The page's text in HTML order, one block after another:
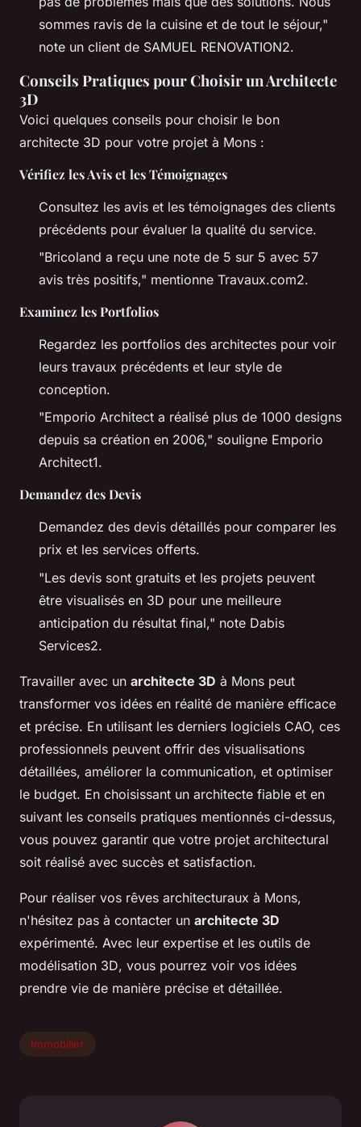
sommes ravis de la cuisine et de tout le séjour,"
note un client de SAMUEL RENOVATION2.
Conseils Pratiques pour Choisir un Architecte
3D
Voici quelques conseils pour choisir le bon
architecte 3D pour votre projet à Mons :
Vérifiez les Avis et les Témoignages
Consultez les avis et les témoignages des clients
précédents pour évaluer la qualité du service.
"Bricoland a reçu une note de 5 sur 5 avec 57
avis très positifs," mentionne Travaux.com2.
Examinez les Portfolios
Regardez les portfolios des architectes pour voir
leurs travaux précédents et leur style de
conception.
"Emporio Architect a réalisé plus de 1000 designs
depuis sa création en 2006," souligne Emporio
Architect1.
Demandez des Devis
Demandez des devis détaillés pour comparer les
prix et les services offerts.
"Les devis sont gratuits et les projets peuvent
être visualisés en 3D pour une meilleure
anticipation du résultat final," note Dabis
Services2.
Travailler avec un architecte 3D à Mons peut
transformer vos idées en réalité de manière efficace
et précise. En utilisant les derniers logiciels CAO, ces
professionnels peuvent offrir des visualisations
détaillées, améliorer la communication, et optimiser
le budget. En choisissant un architecte fiable et en
suivant les conseils pratiques mentionnés ci-dessus,
vous pouvez garantir que votre projet architectural
soit réalisé avec succès et satisfaction.
Pour réaliser vos rêves architecturaux à Mons,
n'hésitez pas à contacter un architecte 3D
expérimenté. Avec leur expertise et les outils de
modélisation 3D, vous pourrez voir vos idées
prendre vie de manière précise et détaillée.
Immobilier